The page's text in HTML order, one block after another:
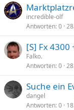
incredible-olf
Antworten 0
[S] Fx 4300
Falko.
Antworten 0
Suche ein
dangel
Antworten 0